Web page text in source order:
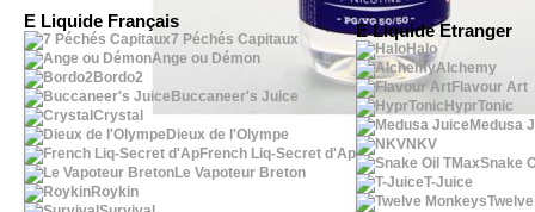
E Liquide Français
7 Péchés Capitaux
Ange ou Démon
Bordo2
Buccaneer's Juice
Crystal
Dieux de l'Olympe
French Liq-Secret d'Ap
Le Vapoteur Breton
Roykin
E Liquide Etranger
Halo
Alchemy
Flavour Art
HyprTonic
Medusa
NKV
Snake
T-Juice